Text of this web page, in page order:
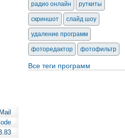
радио онлайн руткиты
скриншот слайд шоу
удаление программ
фоторедактор фотофильтр
Все теги программ